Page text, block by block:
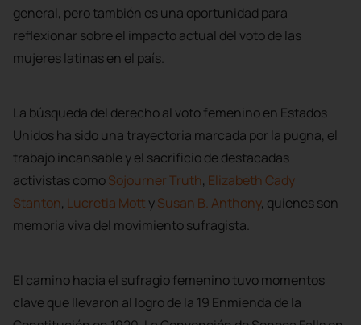
general, pero también es una oportunidad para
reflexionar sobre el impacto actual del voto de las
mujeres latinas en el país.
La búsqueda del derecho al voto femenino en Estados
Unidos ha sido una trayectoria marcada por la pugna, el
trabajo incansable y el sacrificio de destacadas
activistas comoSojourner Truth, Elizabeth Cady
Stanton, Lucretia Mott ySusan B. Anthony, quienes son
memoria viva del movimiento sufragista.
El camino hacia el sufragio femenino tuvo momentos
clave que llevaron al logro de la 19 Enmienda de la